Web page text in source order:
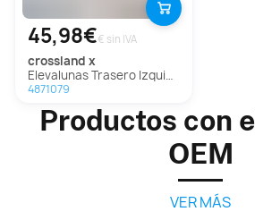
45,98€€ sin IVA
crossland x
Elevalunas Trasero Izquierdo Para Opel Crossland X
4871079
Productos con
OEM
VER MÁS